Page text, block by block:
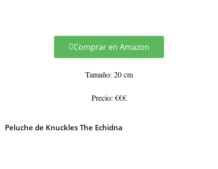
Comprar en Amazon
Tamaño: 20 cm
Precio: €€€
Peluche de Knuckles The Echidna